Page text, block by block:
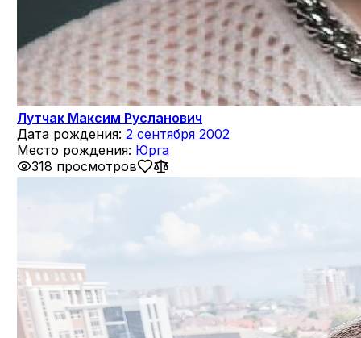
Лутчак Максим Русланович
Дата рождения: 2 сентября 2002
Место рождения: Юрга
318 просмотров